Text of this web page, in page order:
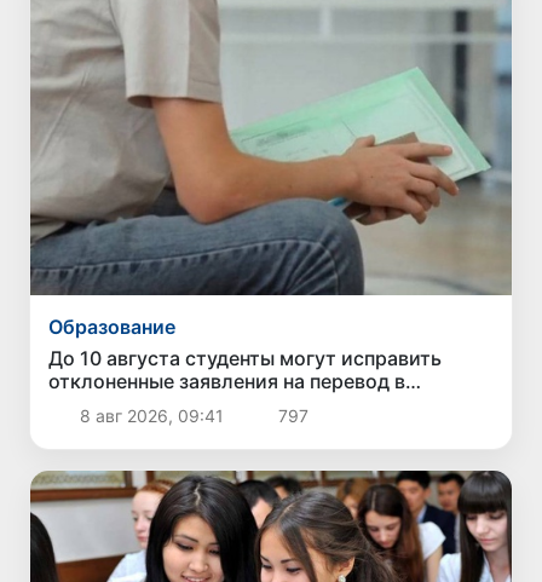
Образование
До 10 августа студенты могут исправить
отклоненные заявления на перевод в
государственные вузы
8 авг 2026, 09:41 797